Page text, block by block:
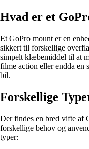
Hvad er et
Et GoPro mount er en
sikkert til forskellige
simpelt klæbemiddel til at
filme action eller endda en
bil.
Forskellige
Der findes en bred vifte af
forskellige behov og
typer: